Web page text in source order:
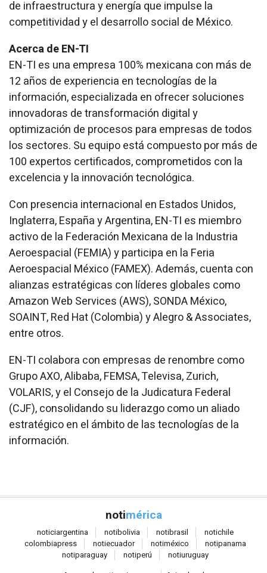
de infraestructura y energía que impulse la
competitividad y el desarrollo social de México.
Acerca de EN-TI
EN-TI es una empresa 100% mexicana con más de
12 años de experiencia en tecnologías de la
información, especializada en ofrecer soluciones
innovadoras de transformación digital y
optimización de procesos para empresas de todos
los sectores. Su equipo está compuesto por más de
100 expertos certificados, comprometidos con la
excelencia y la innovación tecnológica.
Con presencia internacional en Estados Unidos,
Inglaterra, España y Argentina, EN-TI es miembro
activo de la Federación Mexicana de la Industria
Aeroespacial (FEMIA) y participa en la Feria
Aeroespacial México (FAMEX). Además, cuenta con
alianzas estratégicas con líderes globales como
Amazon Web Services (AWS), SONDA México,
SOAINT, Red Hat (Colombia) y Alegro & Associates,
entre otros.
EN-TI colabora con empresas de renombre como
Grupo AXO, Alibaba, FEMSA, Televisa, Zurich,
VOLARIS, y el Consejo de la Judicatura Federal
(CJF), consolidando su liderazgo como un aliado
estratégico en el ámbito de las tecnologías de la
información.
notimérica
noticiargentina notibolivia notibrasil notichile
colombiapress notiecuador notiméxico notipanama
notiparaguay notiperú notiuruguay